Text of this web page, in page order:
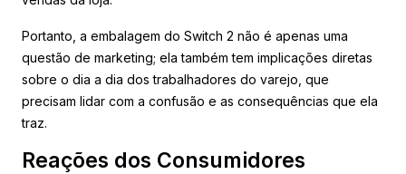
Portanto, a embalagem do Switch 2 não é apenas uma
questão de marketing; ela também tem implicações diretas
sobre o dia a dia dos trabalhadores do varejo, que
precisam lidar com a confusão e as consequências que ela
traz.
Reações dos Consumidores